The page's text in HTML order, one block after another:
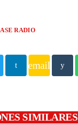
RADIO
email
SIMILARES